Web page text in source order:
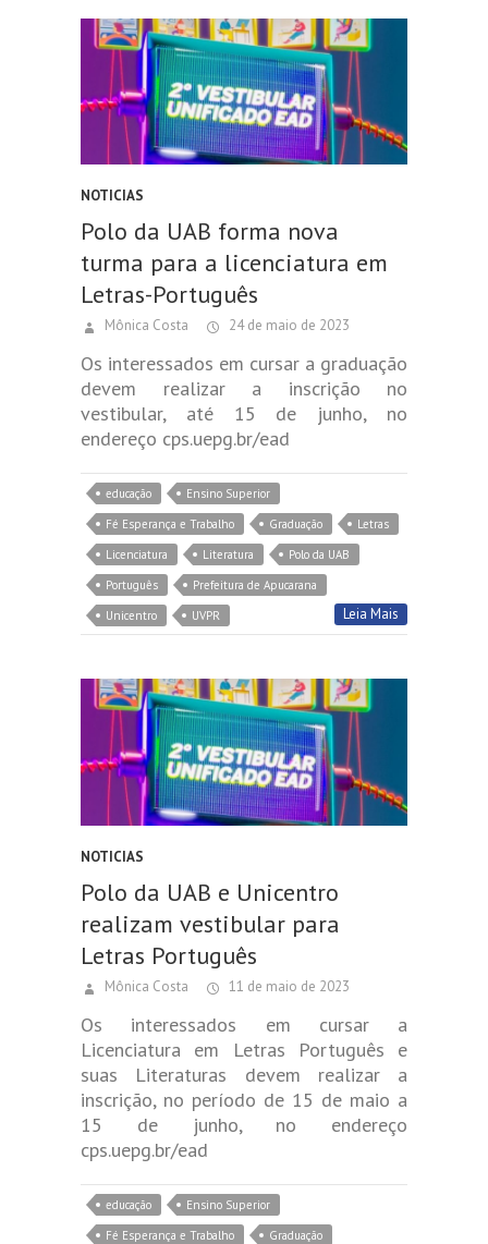
NOTICIAS
Polo da UAB forma nova
turma para a licenciatura em
Letras-Português
Mônica Costa 24 de maio de 2023
Os interessados em cursar a graduação
devem realizar a inscrição no
vestibular, até 15 de junho, no
endereço cps.uepg.br/ead
educação
Ensino Superior
Fé Esperança e Trabalho
Graduação
Letras
Licenciatura
Literatura
Polo da UAB
Português
Prefeitura de Apucarana
Unicentro
UVPR Leia Mais
NOTICIAS
Polo da UAB e Unicentro
realizam vestibular para
Letras Português
Mônica Costa 11 de maio de 2023
Os interessados em cursar a
Licenciatura em Letras Português e
suas Literaturas devem realizar a
inscrição, no período de 15 de maio a
15 de junho, no endereço
cps.uepg.br/ead
educação
Ensino Superior
Fé Esperança e Trabalho
Graduação